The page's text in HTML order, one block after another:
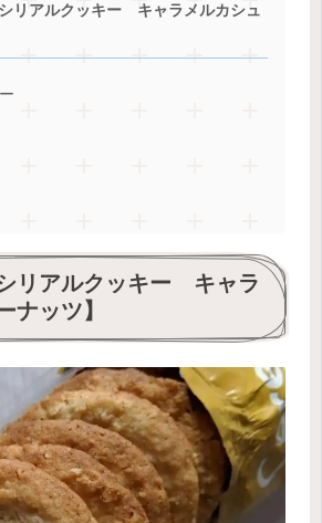
リアルクッキー キャラメルカシュ
リアルクッキー キャラ
ナッツ】